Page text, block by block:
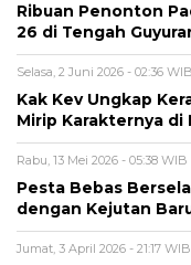
Ribuan Penonton
26 di Tengah
Selasa, 2 Juni 2026 - 02:36 WIB
Kak Kev Ungkap
Mirip Karakternya di
Rabu, 13 Mei 2026 - 05:38 WIB
Pesta Bebas
dengan Kejutan
Jumat, 3 April 2026 - 21:17 WIB